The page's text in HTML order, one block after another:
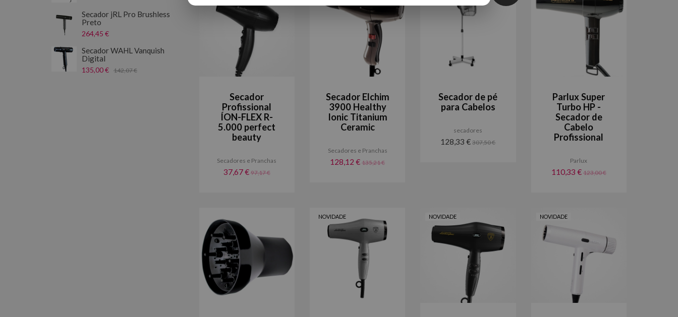
Secador jRL Pro Brushless
Preto
264,45 €
Secador WAHL Vanquish
Digital
135,00 € 142,07 €
Secador
Profissional
ÍON-FLEX R-
5.000 perfect
beauty
Secadores e Pranchas
37,67 € 97,17 €
Secador Elchim
3900 Healthy
Ionic Titanium
Ceramic
Secadores e Pranchas
128,12 €135,21 €
Secador de pé
para Cabelos
secadores
128,33 €307,50 €
Parlux Super
Turbo HP -
Secador de
Cabelo
Profissional
Parlux
110,33 € 123,00 €
NOVIDADE NOVIDADE NOVIDADE